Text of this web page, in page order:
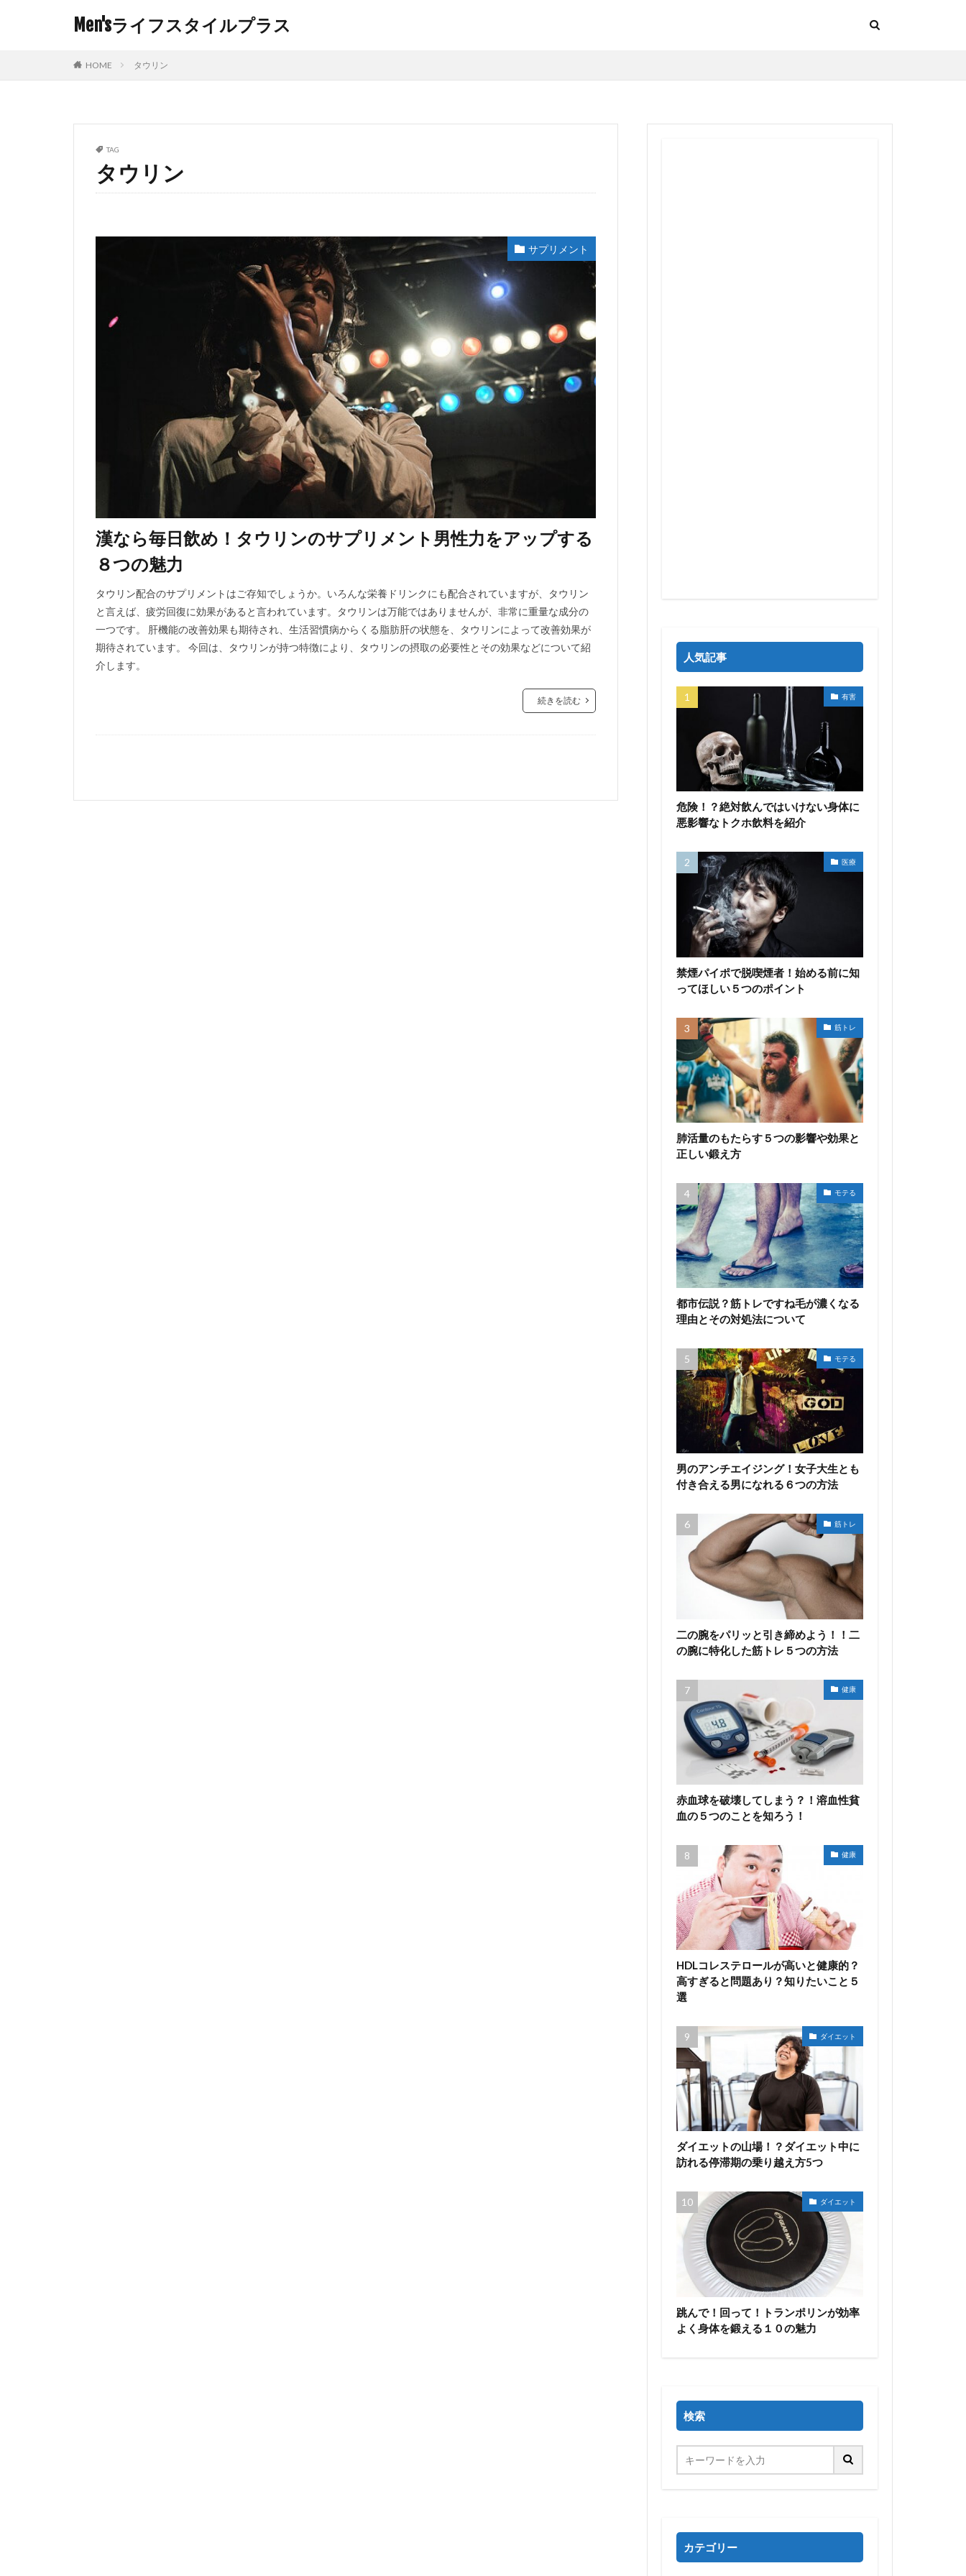
Men'sライフスタイルプラス
HOME タウリン
TAG
タウリン
サプリメント
漢なら毎日飲め！タウリンのサプリメント男性力をアップする
８つの魅力
タウリン配合のサプリメントはご存知でしょうか。いろんな栄養ドリンクにも配合されていますが、タウリン
と言えば、疲労回復に効果があると言われています。タウリンは万能ではありませんが、非常に重量な成分の
一つです。 肝機能の改善効果も期待され、生活習慣病からくる脂肪肝の状態を、タウリンによって改善効果が
期待されています。 今回は、タウリンが持つ特徴により、タウリンの摂取の必要性とその効果などについて紹
介します。
続きを読む
人気記事
有害
危険！？絶対飲んではいけない身体に
悪影響なトクホ飲料を紹介
医療
禁煙パイポで脱喫煙者！始める前に知
ってほしい５つのポイント
筋トレ
肺活量のもたらす５つの影響や効果と
正しい鍛え方
モテる
都市伝説？筋トレですね毛が濃くなる
理由とその対処法について
モテる
男のアンチエイジング！女子大生とも
付き合える男になれる６つの方法
筋トレ
二の腕をパリッと引き締めよう！！二
の腕に特化した筋トレ５つの方法
健康
赤血球を破壊してしまう？！溶血性貧
血の５つのことを知ろう！
健康
HDLコレステロールが高いと健康的？
高すぎると問題あり？知りたいこと５
選
ダイエット
ダイエットの山場！？ダイエット中に
訪れる停滞期の乗り越え方5つ
ダイエット
跳んで！回って！トランポリンが効率
よく身体を鍛える１０の魅力
検索
カテゴリー